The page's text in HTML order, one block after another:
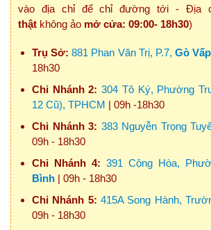
vào địa chỉ để chỉ đường tới - Địa
thật không ảo mở cửa: 09:00- 18h30)
Trụ Sở: 881 Phan Văn Trị, P.7,Gò Vấp
18h30
Chi Nhánh 2: 304 Tô Ký, Phường
12 Cũ), TPHCM | 09h -18h30
Chi Nhánh 3: 383 Nguyễn Trọng
09h - 18h30
Chi Nhánh 4: 391 Cộng Hòa,
Bình | 09h - 18h30
Chi Nhánh 5: 415A Song Hành,
09h - 18h30